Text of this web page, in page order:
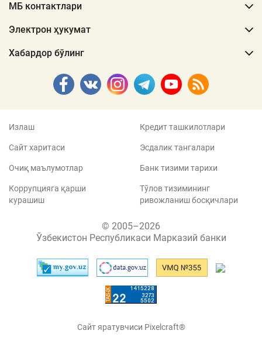
МБ контактлари
Электрон ҳукумат
Хабардор бўлинг
Излаш
Сайт харитаси
Очиқ маълумотлар
Коррупцияга қарши
курашиш
Кредит ташкилотлари
Эсдалик тангалари
Банк тизими тарихи
Тўлов тизимининг
ривожланиш босқичлари
© 2005–2026
Ўзбекистон Республикаси Марказий банки
Сайт яратувчиси Pixelcraft®